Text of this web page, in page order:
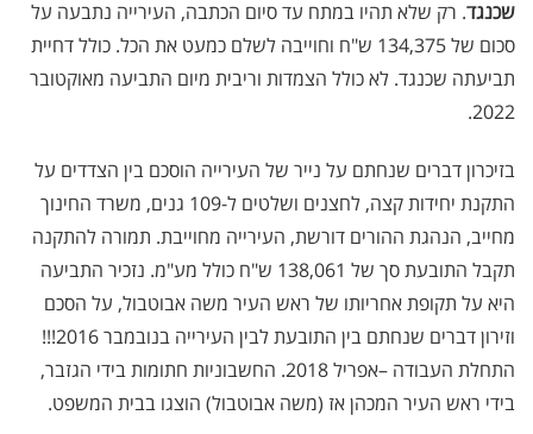
שכנגד. רק שלא תהיו במתח עד סיום הכתבה, העירייה נתבעה על
סכום של 134,375 ש"ח וחוייבה לשלם כמעט את הכל. כולל דחיית
תביעתה שכנגד. לא כולל הצמדות וריבית מיום התביעה מאוקטובר
2022.
בזיכרון דברים שנחתם על נייר של העירייה הוסכם בין הצדדים על
התקנת יחידות קצה, לחצנים ושלטים ל-109 גנים, משרד החינוך
מחייב, הנהגת ההורים דורשת, העירייה מחוייבת. תמורה להתקנה
תקבל התובעת סך של 138,061 ש"ח כולל מע"מ. נזכיר התביעה
היא על תקופת אחריותו של ראש העיר משה אבוטבול, על הסכם
וזירון דברים שנחתם בין התובעת לבין העירייה בנובמבר 2016!!!
התחלת העבודה –אפריל 2018. החשבוניות חתומות בידי הגזבר,
בידי ראש העיר המכהן אז (משה אבוטבול) הוצגו בבית המשפט.